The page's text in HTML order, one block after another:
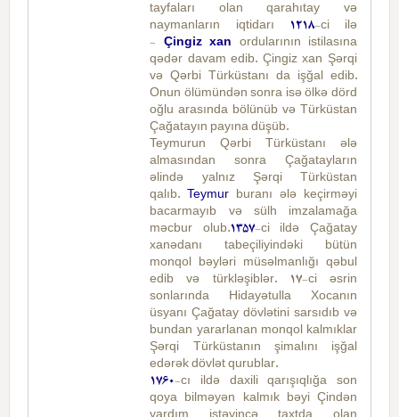
tayfaları olan qarahıtay və
naymanların iqtidarı 1218-ci ilə
- Çingiz xan ordularının istilasına
qədər davam edib. Çingiz xan Şərqi
və Qərbi Türküstanı da işğal edib.
Onun ölümündən sonra isə ölkə dörd
oğlu arasında bölünüb və Türküstan
Çağatayın payına düşüb.
Teymurun Qərbi Türküstanı ələ
almasından sonra Çağatayların
əlində yalnız Şərqi Türküstan
qalıb.
Teymur buranı ələ keçirməyi
bacarmayıb və sülh imzalamağa
məcbur olub.1357-ci ildə Çağatay
xanədanı tabeçiliyindəki bütün
monqol bəyləri müsəlmanlığı qəbul
edib və türkləşiblər. 17-ci əsrin
sonlarında Hidayətulla Xocanın
üsyanı Çağatay dövlətini sarsıdıb və
bundan yararlanan monqol kalmıklar
Şərqi Türküstanın şimalını işğal
edərək dövlət qurublar.
1760-cı ildə daxili qarışıqlığa son
qoya bilməyən kalmık bəyi Çindən